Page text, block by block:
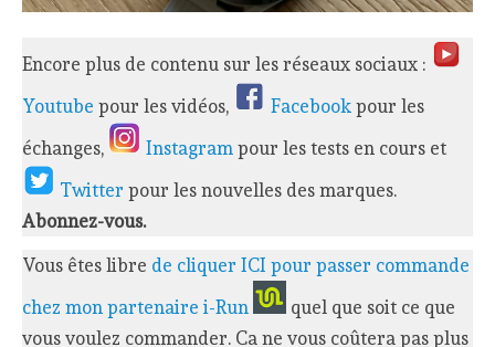
Encore plus de contenu sur les réseaux sociaux :
Youtube pour les vidéos, Facebookpour les
échanges,
Instagrampour les tests en cours et
Twitterpour les nouvelles des marques.
Abonnez-vous.
Vous êtes libre de cliquer ICI pour passer commande
chez mon partenaire i-Run
quel que soit ce que
vous voulez commander. Ca ne vous coûtera pas plus